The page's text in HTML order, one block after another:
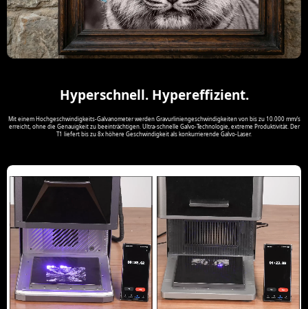
Hyperschnell. Hypereffizient.
Mit einem Hochgeschwindigkeits-Galvanometer werden Gravurliniengeschwindigkeiten von bis zu 10.000 mm/s
erreicht, ohne die Genauigkeit zu beeinträchtigen. Ultra-schnelle Galvo-Technologie, extreme Produktivität. Der
T1 liefert bis zu 8x höhere Geschwindigkeit als konkurrierende Galvo-Laser.